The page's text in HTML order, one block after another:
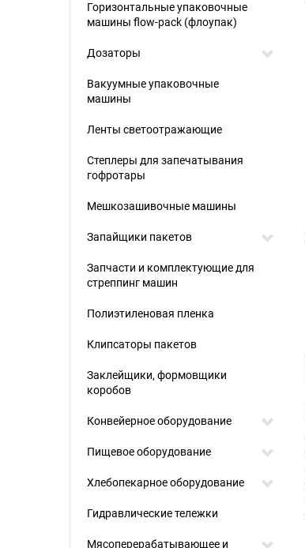
Горизонтальные упаковочные
машины flow-pack (флоупак)
Дозаторы
Вакуумные упаковочные
машины
Ленты светоотражающие
Степлеры для запечатывания
гофротары
Мешкозашивочные машины
Запайщики пакетов
Запчасти и комплектующие для
стреппинг машин
Полиэтиленовая пленка
Клипсаторы пакетов
Заклейщики, формовщики
коробов
Конвейерное оборудование
Пищевое оборудование
Хлебопекарное оборудование
Гидравлические тележки
Мясоперерабатывающее и